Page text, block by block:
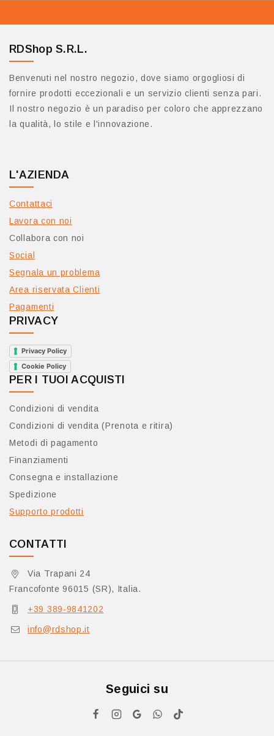
RDShop S.R.L.
Benvenuti nel nostro negozio, dove siamo orgogliosi di
fornire prodotti eccezionali e un servizio clienti senza pari.
Il nostro negozio è un paradiso per coloro che apprezzano
la qualità, lo stile e l'innovazione.
L'AZIENDA
Contattaci
Lavora con noi
Collabora con noi
Social
Segnala un problema
Area riservata Clienti
Pagamenti
PRIVACY
Privacy Policy
Cookie Policy
PER I TUOI ACQUISTI
Condizioni di vendita
Condizioni di vendita (Prenota e ritira)
Metodi di pagamento
Finanziamenti
Consegna e installazione
Spedizione
Supporto prodotti
CONTATTI
Via Trapani 24
Francofonte 96015 (SR), Italia.
+39 389-9841202
info@rdshop.it
Seguici su